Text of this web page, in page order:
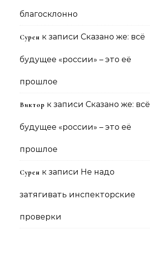
благосклонно
Сурен к записи Сказано же: всё
будущее «россии» – это её
прошлое
Виктор к записи Сказано же: всё
будущее «россии» – это её
прошлое
Сурен к записи Не надо
затягивать инспекторские
проверки